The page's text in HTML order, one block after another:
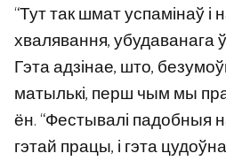
“Тут так шмат успамінаў і
хвалявання, убудаванага
Гэта адзінае, што,
матылькі, перш чым мы
ён. “Фестывалі падобныя
гэтай працы, і гэта